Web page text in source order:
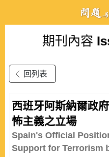
期刊內容
回列表
西班牙阿斯納爾政
怖主義之立場
Spain's Official
Support for Terrorism